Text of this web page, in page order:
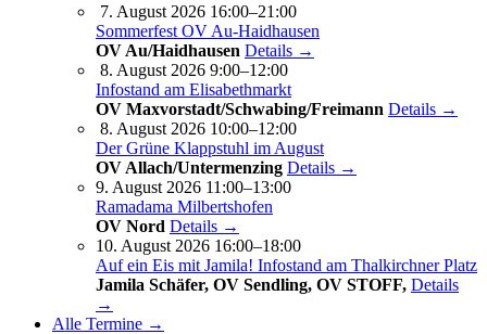
7. August 2026 16:00–21:00
Sommerfest OV Au-Haidhausen
OV Au/Haidhausen Details →
8. August 2026 9:00–12:00
Infostand am Elisabethmarkt
OV Maxvorstadt/Schwabing/Freimann Details →
8. August 2026 10:00–12:00
Der Grüne Klappstuhl im August
OV Allach/Untermenzing Details →
9. August 2026 11:00–13:00
Ramadama Milbertshofen
OV Nord Details →
10. August 2026 16:00–18:00
Auf ein Eis mit Jamila! Infostand am Thalkirchner Platz
Jamila Schäfer, OV Sendling, OV STOFF, Details
→
Alle Termine →